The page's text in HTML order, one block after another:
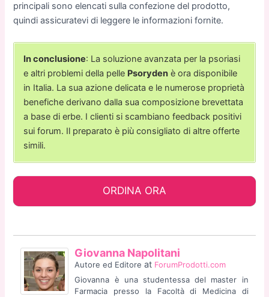
principali sono elencati sulla confezione del prodotto,
quindi assicuratevi di leggere le informazioni fornite.
In conclusione: La soluzione avanzata per la psoriasi
e altri problemi della pelle Psoryden è ora disponibile
in Italia. La sua azione delicata e le numerose proprietà
benefiche derivano dalla sua composizione brevettata
a base di erbe. I clienti si scambiano feedback positivi
sui forum. Il preparato è più consigliato di altre offerte
simili.
ORDINA ORA
Giovanna Napolitani
Autore ed Editore at ForumProdotti.com
Giovanna è una studentessa del master in
Farmacia presso la Facoltà di Medicina di